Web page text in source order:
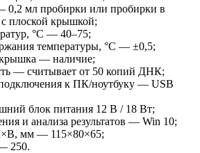
0,2 мл пробирки или пробирки в
плоской крышкой;
°С — 40–75;
температуры, °C — ±0,5;
крышка — наличие;
— считывает от 50 копий ДНК;
к ПК/ноутбуку — USB
блок питания 12 В / 18 Вт;
и анализа результатов — Win 10;
мм — 115×80×65;
250.